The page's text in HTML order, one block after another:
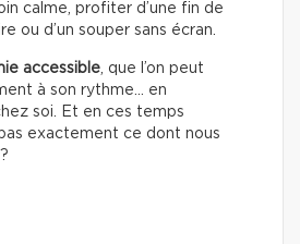
calme, profiter d’une fin de
ou d’un souper sans écran.
accessible, que l’on peut
à son rythme… en
soi. Et en ces temps
exactement ce dont nous